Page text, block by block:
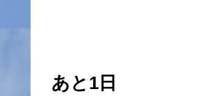
あと1日